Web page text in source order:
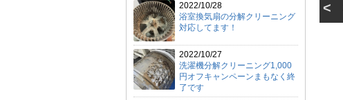
2022/10/28
浴室換気扇の分解クリーニング
対応してます！
2022/10/27
洗濯機分解クリーニング1,000
円オフキャンペーンまもなく終
了です